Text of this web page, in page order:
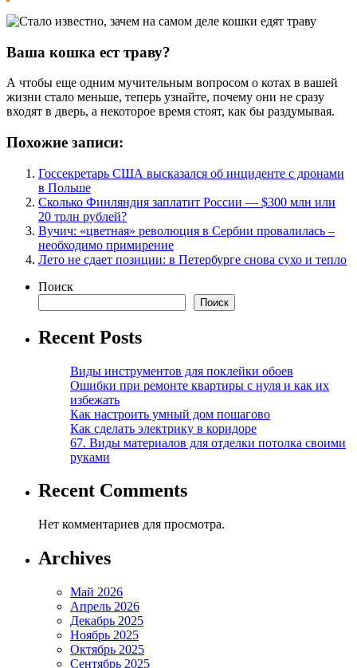
Ваша кошка ест траву?
А чтобы еще одним мучительным вопросом о котах в вашей
жизни стало меньше, теперь узнайте, почему они не сразу
входят в дверь, а некоторое время стоят, как бы раздумывая.
Похожие записи:
Госсекретарь США высказался об инциденте с дронами
в Польше
Сколько Финляндия заплатит России — $300 млн или
20 трлн рублей?
Вучич: «цветная» революция в Сербии провалилась –
необходимо примирение
Лето не сдает позиции: в Петербурге снова сухо и тепло
Поиск
Поиск
Recent Posts
Виды инструментов для поклейки обоев
Ошибки при ремонте квартиры с нуля и как их
избежать
Как настроить умный дом пошагово
Как сделать электрику в коридоре
67. Виды материалов для отделки потолка своими
руками
Recent Comments
Нет комментариев для просмотра.
Archives
Май 2026
Апрель 2026
Декабрь 2025
Ноябрь 2025
Октябрь 2025
Сентябрь 2025